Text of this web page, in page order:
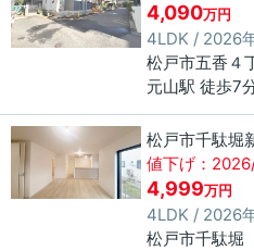
4,090万円
4LDK / 2026
松戸市五香 ４
元山駅 徒歩7
松戸市千駄堀
値下げ：
4,999万円
4LDK / 2026
松戸市千駄堀